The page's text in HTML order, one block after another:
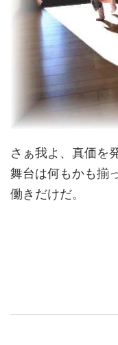
さぁ我よ、真価を
舞台は何もかも揃
働きだけだ。